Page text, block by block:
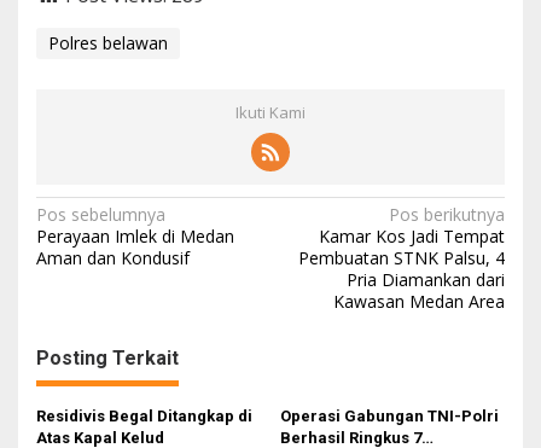
Polres belawan
Ikuti Kami
N
a
g
a
s
Pos sebelumnya
Perayaan Imlek di Medan
Aman dan Kondusif
Pos berikutnya
Kamar Kos Jadi Tempat
Pembuatan STNK Palsu, 4
Pria Diamankan dari
Kawasan Medan Area
Posting Terkait
Residivis Begal Ditangkap di
Atas Kapal Kelud
Operasi Gabungan TNI-Polri
Berhasil Ringkus 7